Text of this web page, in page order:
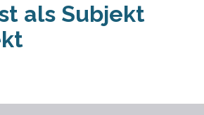
als Subjekt